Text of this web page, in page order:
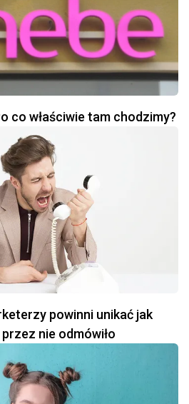
co właściwie tam chodzimy?
powinni unikać jak
nie odmówiło